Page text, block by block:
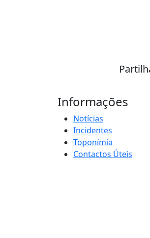
Informações
Notícias
Incidentes
Toponímia
Contactos Úteis